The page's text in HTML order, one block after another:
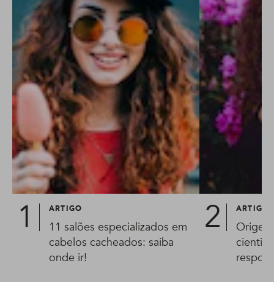
ARTIGO
11 salões especializados em
cabelos cacheados: saiba
onde ir!
ARTIGO